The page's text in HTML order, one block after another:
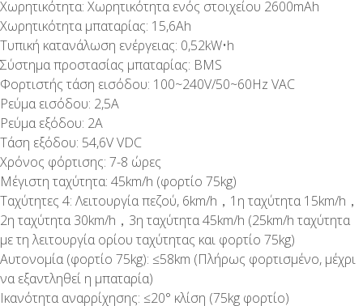
Χωρητικότητα: Χωρητικότητα ενός στοιχείου 2600mAh
Χωρητικότητα μπαταρίας: 15,6Ah
Τυπική κατανάλωση ενέργειας: 0,52kW•h
Σύστημα προστασίας μπαταρίας: BMS
Φορτιστής τάση εισόδου: 100~240V/50~60Hz VAC
Ρεύμα εισόδου: 2,5A
Ρεύμα εξόδου: 2A
Τάση εξόδου: 54,6V VDC
Χρόνος φόρτισης: 7-8 ώρες
Μέγιστη ταχύτητα: 45km/h (φορτίο 75kg)
Ταχύτητες 4: Λειτουργία πεζού, 6km/h，1η ταχύτητα 15km/h，
2η ταχύτητα 30km/h，3η ταχύτητα 45km/h (25km/h ταχύτητα
με τη λειτουργία ορίου ταχύτητας και φορτίο 75kg)
Αυτονομία (φορτίο 75kg): ≤58km (Πλήρως φορτισμένο, μέχρι
να εξαντληθεί η μπαταρία)
Ικανότητα αναρρίχησης: ≤20° κλίση (75kg φορτίο)